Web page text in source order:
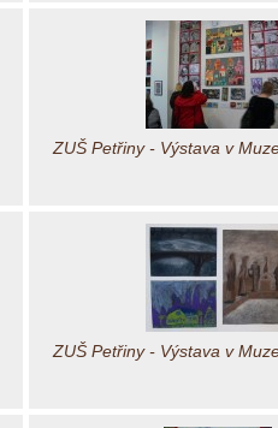
ZUŠ Petřiny - Výstava v
ZUŠ Petřiny - Výstava v